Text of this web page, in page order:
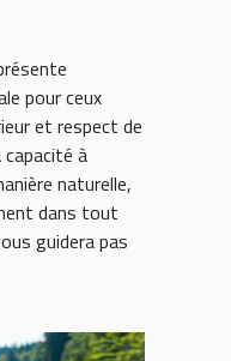
pour ceux
et respect de
capacité à
naturelle,
dans tout
guidera pas